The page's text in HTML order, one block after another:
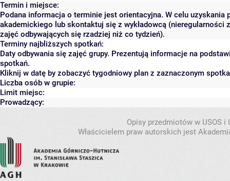
Termin i miejsce:
Podana informacja o terminie jest orientacyjna. W celu
akademickiego lub skontaktuj się z wykładowcą (nieregularności
zajęć odbywających się rzadziej niż co tydzień).
Terminy najbliższych spotkań:
Daty odbywania się zajęć grupy. Prezentują informacje na
spotkań.
Kliknij w datę by zobaczyć tygodniowy plan z zaznaczonym
Liczba osób w grupie:
Limit miejsc:
Prowadzący:
Opisy przedmiotów w USOS
Właścicielem praw autorskich jest